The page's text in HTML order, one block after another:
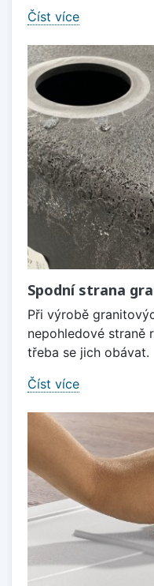
Číst více
Spodní strana
Při výrobě
nepohledové straně
třeba se jich obávat.
Číst více